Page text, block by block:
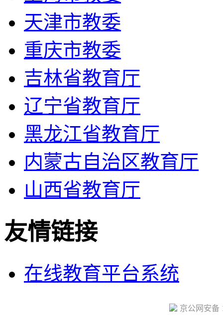
天津市教委
重庆市教委
吉林省教育厅
辽宁省教育厅
黑龙江省教育厅
内蒙古自治区教育厅
山西省教育厅
友情链接
在线教育平台系统
京公网安备